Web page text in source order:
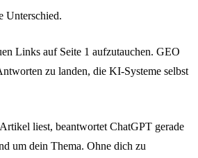
Unterschied.
Links auf Seite 1 aufzutauchen. GEO
zu landen, die KI-Systeme selbst
liest, beantwortet ChatGPT gerade
um dein Thema. Ohne dich zu